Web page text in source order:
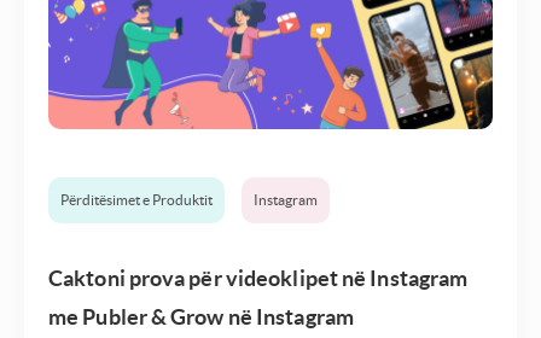
Përditësimet e Produktit Instagram
Caktoni prova për videoklipet në Instagram
me Publer & Grow në Instagram